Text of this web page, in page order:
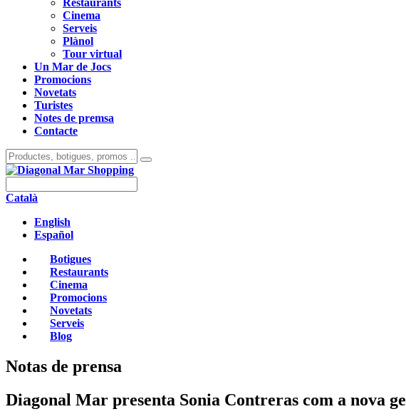
Restaurants
Cinema
Serveis
Plànol
Tour virtual
Un Mar de Jocs
Promocions
Novetats
Turistes
Notes de premsa
Contacte
Català
English
Español
Botigues
Restaurants
Cinema
Promocions
Novetats
Serveis
Blog
Notas de prensa
Diagonal Mar presenta Sonia Contreras com a nova